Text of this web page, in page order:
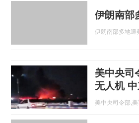
伊朗南部
伊朗南部多地遭
美中央司
无人机
美中央司令部,